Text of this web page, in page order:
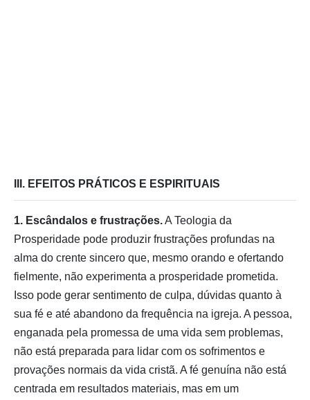
III. EFEITOS PRÁTICOS E ESPIRITUAIS
1. Escândalos e frustrações.A Teologia da
Prosperidade pode produzir frustrações profundas na
alma do crente sincero que, mesmo orando e ofertando
fielmente, não experimenta a prosperidade prometida.
Isso pode gerar sentimento de culpa, dúvidas quanto à
sua fé e até abandono da frequência na igreja. A pessoa,
enganada pela promessa de uma vida sem problemas,
não está preparada para lidar com os sofrimentos e
provações normais da vida cristã. A fé genuína não está
centrada em resultados materiais, mas em um